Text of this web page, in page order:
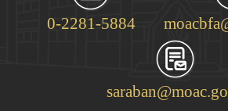
0-2281-5884